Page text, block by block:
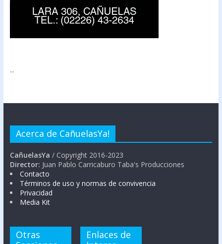
...
Acerca de CañuelasYa!
CañuelasYa / Copyright 2016-2023
Director: Juan Pablo Carricaburo Taba's Producciones
Contacto
Términos de uso y normas de convivencia
Privacidad
Media Kit
Otras
Enlaces de